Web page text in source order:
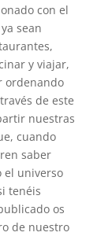
con el
sean
y viajar,
ordenando
de este
nuestras
cuando
saber
el universo
tenéis
os
de nuestro